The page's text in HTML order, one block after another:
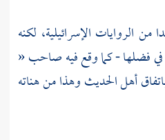
من الروايات الإسرائيلية، لكنه
في فضلها - كما وقع فيه صاحب «
أهل الحديث وهذا من هناته